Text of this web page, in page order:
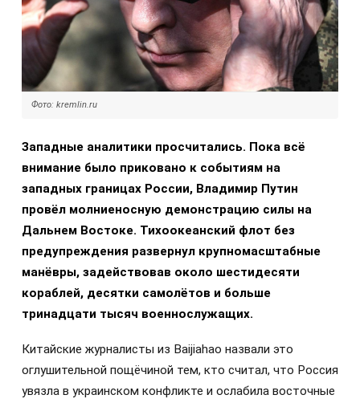
Фото: kremlin.ru
Западные аналитики просчитались. Пока всё
внимание было приковано к событиям на
западных границах России, Владимир Путин
провёл молниеносную демонстрацию силы на
Дальнем Востоке. Тихоокеанский флот без
предупреждения развернул крупномасштабные
манёвры, задействовав около шестидесяти
кораблей, десятки самолётов и больше
тринадцати тысяч военнослужащих.
Китайские журналисты из Baijiahao назвали это
оглушительной пощёчиной тем, кто считал, что Россия
увязла в украинском конфликте и ослабила восточные